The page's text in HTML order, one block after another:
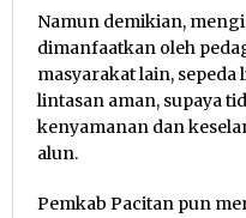
Namun demikian,
dimanfaatkan oleh
masyarakat lain,
lintasan aman, supaya
kenyamanan dan
alun.
Pemkab Pacitan pun